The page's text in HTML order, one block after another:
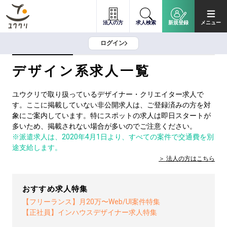
法人の方 求人検索 新規登録 メニュー
ログイン
デザイン系求人一覧
ユウクリで取り扱っているデザイナー・クリエイター求人で
す。ここに掲載していない非公開求人は、ご登録済みの方を対
象にご案内しています。特にスポットの求人は即日スタートが
多いため、掲載されない場合が多いのでご注意ください。
※派遣求人は、2020年4月1日より、すべての案件で交通費を別
途支給します。
法人の方はこちら
おすすめ求人特集
【フリーランス】月20万〜Web/UI案件特集
【正社員】インハウスデザイナー求人特集